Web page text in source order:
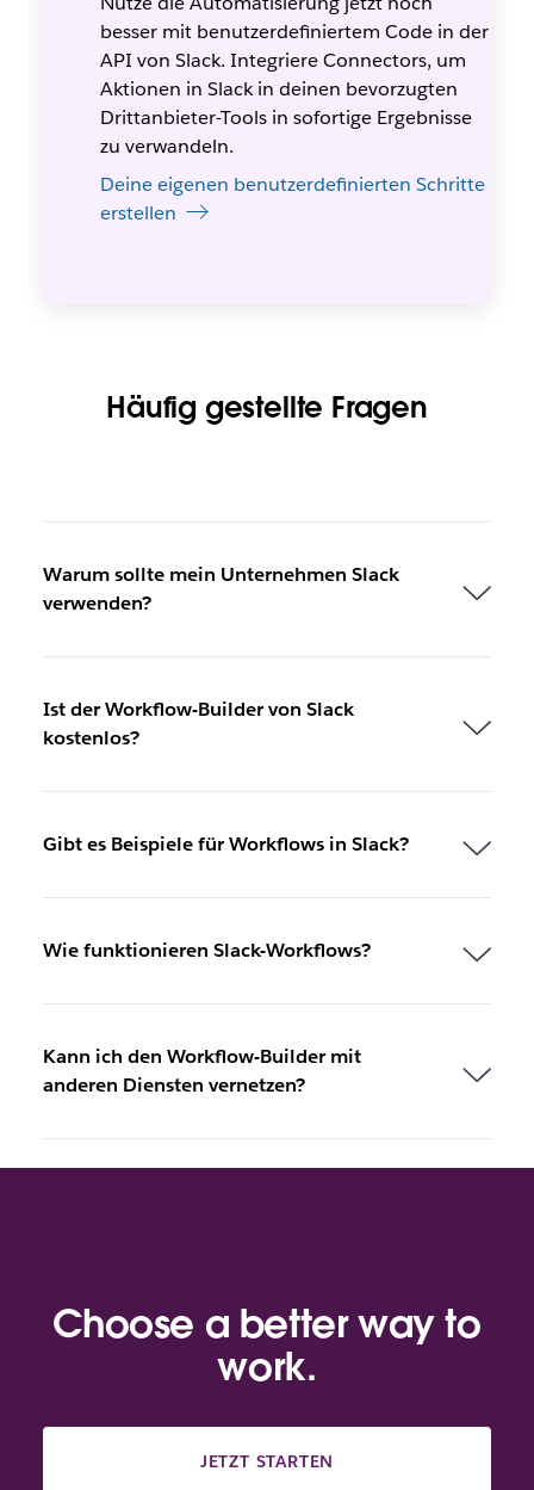
besser mit benutzerdefiniertem Code in der
API von Slack. Integriere Connectors, um
Aktionen in Slack in deinen bevorzugten
Drittanbieter-Tools in sofortige Ergebnisse
zu verwandeln.
Deine eigenen benutzerdefinierten Schritte
erstellen
Häufig gestellte Fragen
Warum sollte mein Unternehmen Slack
verwenden?
Ist der Workflow-Builder von Slack
kostenlos?
Gibt es Beispiele für Workflows in Slack?
Wie funktionieren Slack-Workflows?
Kann ich den Workflow-Builder mit
anderen Diensten vernetzen?
Choose a better way to
work.
JETZT STARTEN